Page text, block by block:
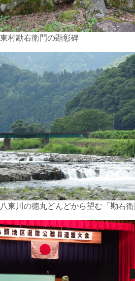
東村勘右衛門の顕彰碑
八東川の徳丸どんどから望む「勘右衛